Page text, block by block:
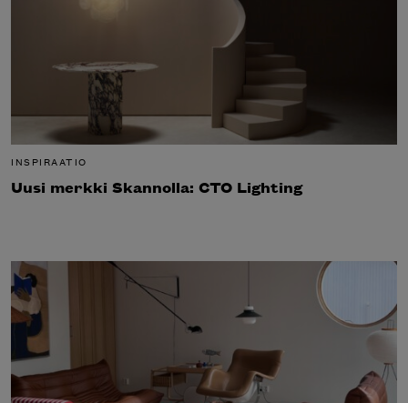
INSPIRAATIO
Uusi merkki Skannolla: CTO Lighting